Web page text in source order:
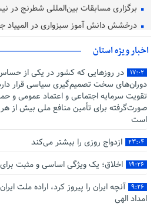
برگزاری مسابقات بین‌المللی شطرنج در
درخشش دانش‌ آموز سبزواری در المپیاد
اخبار ویژه استان
۱۷:۰۲
در روزهایی که کشور در یکی از
دوران‌های سخت تصمیم‌گیری سیاسی قرار
تقویت سرمایه اجتماعی و اعتماد عمومی و
صورت‌گرفته برای تأمین منافع ملی بیش از
است
۲۳:۰۴ ازدواج روزی را بیشتر می‌کند
۱۹:۲۶ اخلاق؛ یک ویژگی اساسی و مثبت
۹:۲۶
آنچه ایران را پیروز کرد، اراده ملت
امداد الهی